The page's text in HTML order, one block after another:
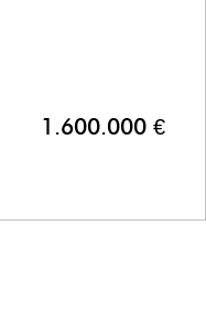
1.600.000 €